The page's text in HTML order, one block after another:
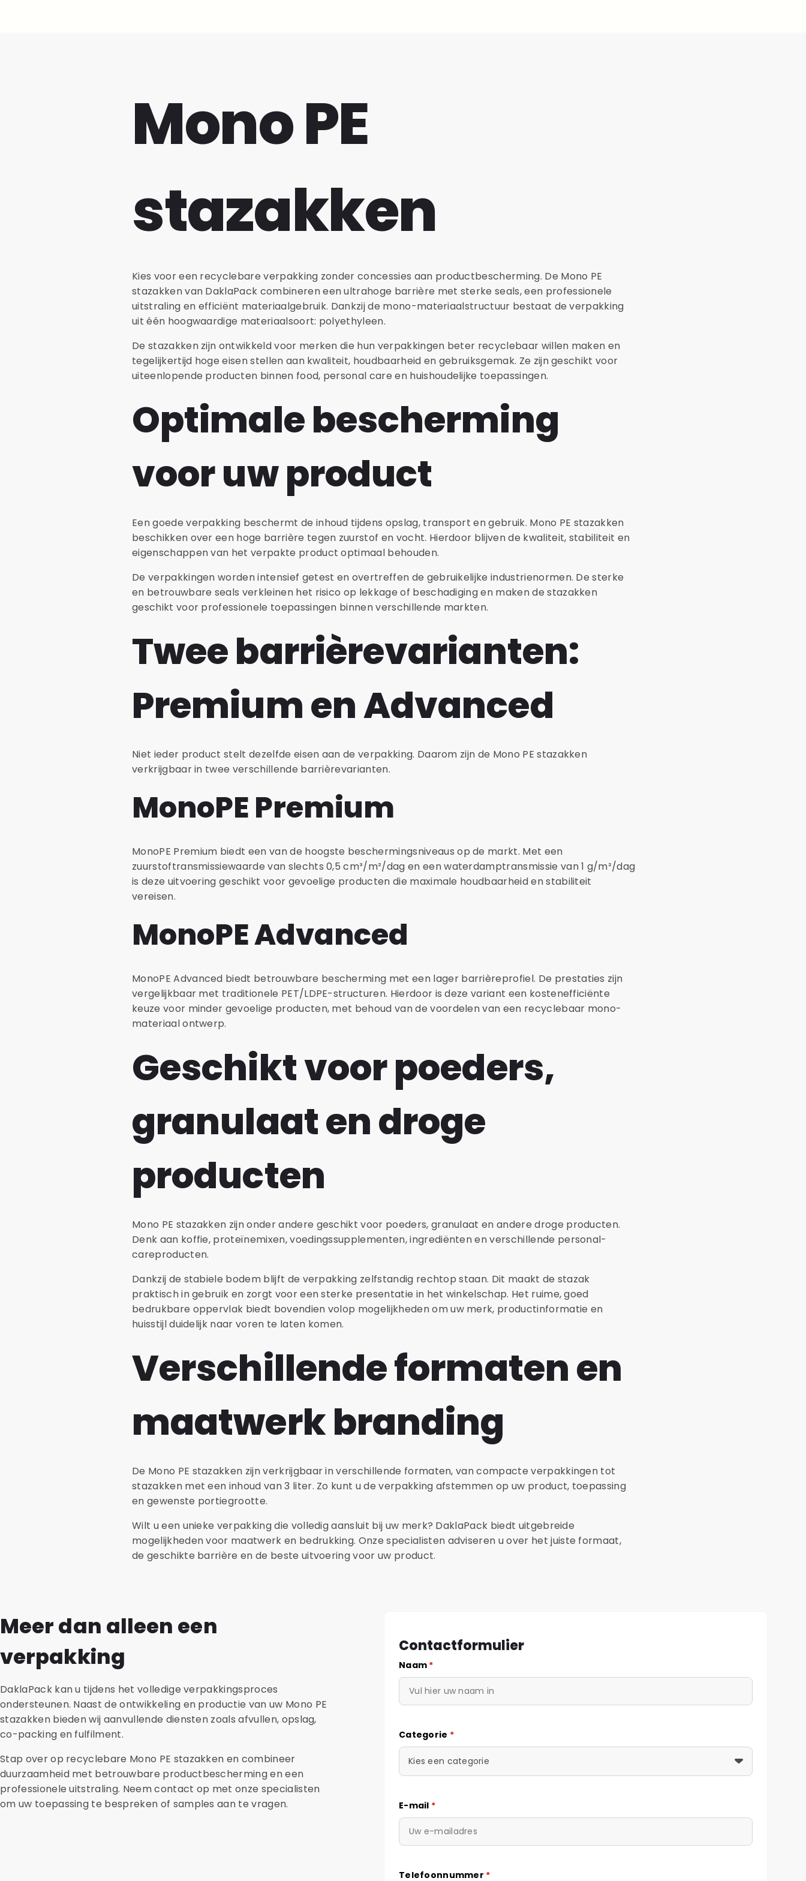
Mono PE
stazakken
Kies voor een recyclebare verpakking zonder concessies aan productbescherming. De Mono PE
stazakken van DaklaPack combineren een ultrahoge barrière met sterke seals, een professionele
uitstraling en efficiënt materiaalgebruik. Dankzij de mono-materiaalstructuur bestaat de verpakking
uit één hoogwaardige materiaalsoort: polyethyleen.
De stazakken zijn ontwikkeld voor merken die hun verpakkingen beter recyclebaar willen maken en
tegelijkertijd hoge eisen stellen aan kwaliteit, houdbaarheid en gebruiksgemak. Ze zijn geschikt voor
uiteenlopende producten binnen food, personal care en huishoudelijke toepassingen.
Optimale bescherming
voor uw product
Een goede verpakking beschermt de inhoud tijdens opslag, transport en gebruik. Mono PE stazakken
beschikken over een hoge barrière tegen zuurstof en vocht. Hierdoor blijven de kwaliteit, stabiliteit en
eigenschappen van het verpakte product optimaal behouden.
De verpakkingen worden intensief getest en overtreffen de gebruikelijke industrienormen. De sterke
en betrouwbare seals verkleinen het risico op lekkage of beschadiging en maken de stazakken
geschikt voor professionele toepassingen binnen verschillende markten.
Twee barrièrevarianten:
Premium en Advanced
Niet ieder product stelt dezelfde eisen aan de verpakking. Daarom zijn de Mono PE stazakken
verkrijgbaar in twee verschillende barrièrevarianten.
MonoPE Premium
MonoPE Premium biedt een van de hoogste beschermingsniveaus op de markt. Met een
zuurstoftransmissiewaarde van slechts 0,5 cm³/m²/dag en een waterdamptransmissie van 1 g/m²/dag
is deze uitvoering geschikt voor gevoelige producten die maximale houdbaarheid en stabiliteit
vereisen.
MonoPE Advanced
MonoPE Advanced biedt betrouwbare bescherming met een lager barrièreprofiel. De prestaties zijn
vergelijkbaar met traditionele PET/LDPE-structuren. Hierdoor is deze variant een kostenefficiënte
keuze voor minder gevoelige producten, met behoud van de voordelen van een recyclebaar mono-
materiaal ontwerp.
Geschikt voor poeders,
granulaat en droge
producten
Mono PE stazakken zijn onder andere geschikt voor poeders, granulaat en andere droge producten.
Denk aan koffie, proteïnemixen, voedingssupplementen, ingrediënten en verschillende personal-
careproducten.
Dankzij de stabiele bodem blijft de verpakking zelfstandig rechtop staan. Dit maakt de stazak
praktisch in gebruik en zorgt voor een sterke presentatie in het winkelschap. Het ruime, goed
bedrukbare oppervlak biedt bovendien volop mogelijkheden om uw merk, productinformatie en
huisstijl duidelijk naar voren te laten komen.
Verschillende formaten en
maatwerk branding
De Mono PE stazakken zijn verkrijgbaar in verschillende formaten, van compacte verpakkingen tot
stazakken met een inhoud van 3 liter. Zo kunt u de verpakking afstemmen op uw product, toepassing
en gewenste portiegrootte.
Wilt u een unieke verpakking die volledig aansluit bij uw merk? DaklaPack biedt uitgebreide
mogelijkheden voor maatwerk en bedrukking. Onze specialisten adviseren u over het juiste formaat,
de geschikte barrière en de beste uitvoering voor uw product.
Meer dan alleen een
verpakking
DaklaPack kan u tijdens het volledige verpakkingsproces
ondersteunen. Naast de ontwikkeling en productie van uw Mono PE
stazakken bieden wij aanvullende diensten zoals afvullen, opslag,
co-packing en fulfilment.
Stap over op recyclebare Mono PE stazakken en combineer
duurzaamheid met betrouwbare productbescherming en een
professionele uitstraling. Neem contact op met onze specialisten
om uw toepassing te bespreken of samples aan te vragen.
Contactformulier
Naam *
Categorie *
Kies een categorie
E-mail *
Telefoonnummer *